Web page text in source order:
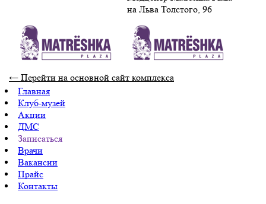
на Льва Толстого, 96
← Перейти на основной сайт комплекса
Главная
Клуб-музей
Акции
ДМС
Записаться
Врачи
Вакансии
Прайс
Контакты